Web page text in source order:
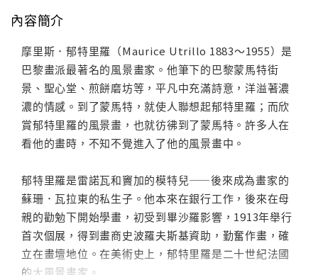
內容簡介
摩里斯．郁特里羅（Maurice Utrillo 1883～1955）是
巴黎畫派最著名的風景畫家。他筆下的巴黎蒙馬特街
景、聖心堂、煎餅磨坊等，平凡中充滿詩意，洋溢著濃
濃的情感。到了蒙馬特，就使人聯想起郁特里羅；而欣
賞郁特里羅的風景畫，也就彷彿到了蒙馬特。許多人在
看他的畫時，不知不覺進入了他的風景畫中。
郁特里羅是雷諾瓦和竇加的模特兒——後來成為畫家的
蘇珊．瓦拉東的私生子。他本來在銀行工作，後來在母
親的勸勉下開始學畫，初受到畢沙羅影響，1913年舉行
首次個展，得到畫商史波羅夫斯基資助，勤奮作畫，確
立在畫壇地位。在美術史上，郁特里羅是二十世紀法國
的大風景畫家。